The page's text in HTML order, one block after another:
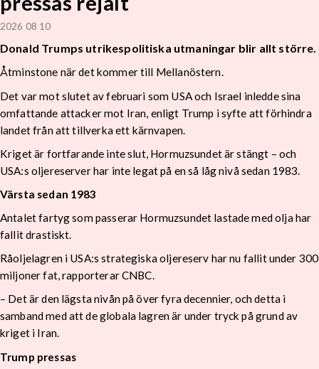
2026 08 10
Donald Trumps utrikespolitiska utmaningar blir allt större.
Åtminstone när det kommer till Mellanöstern.
Det var mot slutet av februari som USA och Israel inledde sina
omfattande attacker mot Iran, enligt Trump i syfte att förhindra
landet från att tillverka ett kärnvapen.
Kriget är fortfarande inte slut, Hormuzsundet är stängt – och
USA:s oljereserver har inte legat på en så låg nivå sedan 1983.
Värsta sedan 1983
Antalet fartyg som passerar Hormuzsundet lastade med olja har
fallit drastiskt.
Råoljelagren i USA:s strategiska oljereserv har nu fallit under 300
miljoner fat, rapporterar CNBC.
– Det är den lägsta nivån på över fyra decennier, och detta i
samband med att de globala lagren är under tryck på grund av
kriget i Iran.
Trump pressas